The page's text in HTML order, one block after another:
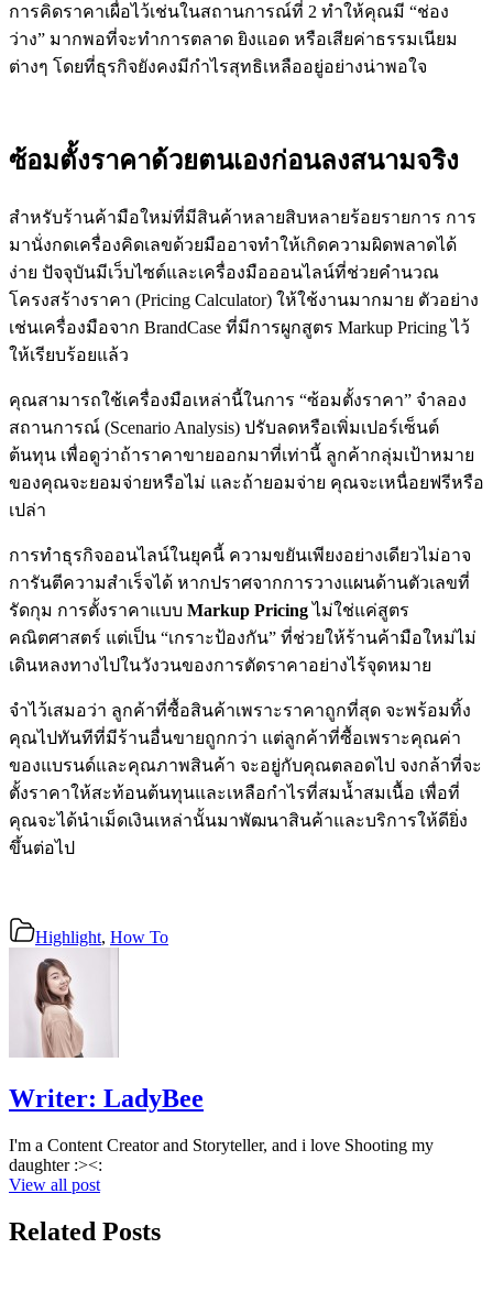
การคิดราคาเผื่อไว้เช่นในสถานการณ์ที่ 2 ทำให้คุณมี “ช่อง
ว่าง” มากพอที่จะทำการตลาด ยิงแอด หรือเสียค่าธรรมเนียม
ต่างๆ โดยที่ธุรกิจยังคงมีกำไรสุทธิเหลืออยู่อย่างน่าพอใจ
ซ้อมตั้งราคาด้วยตนเองก่อนลงสนามจริง
สำหรับร้านค้ามือใหม่ที่มีสินค้าหลายสิบหลายร้อยรายการ การ
มานั่งกดเครื่องคิดเลขด้วยมืออาจทำให้เกิดความผิดพลาดได้
ง่าย ปัจจุบันมีเว็บไซต์และเครื่องมือออนไลน์ที่ช่วยคำนวณ
โครงสร้างราคา (Pricing Calculator) ให้ใช้งานมากมาย ตัวอย่าง
เช่นเครื่องมือจาก BrandCase ที่มีการผูกสูตร Markup Pricing ไว้
ให้เรียบร้อยแล้ว
คุณสามารถใช้เครื่องมือเหล่านี้ในการ “ซ้อมตั้งราคา” จำลอง
สถานการณ์ (Scenario Analysis) ปรับลดหรือเพิ่มเปอร์เซ็นต์
ต้นทุน เพื่อดูว่าถ้าราคาขายออกมาที่เท่านี้ ลูกค้ากลุ่มเป้าหมาย
ของคุณจะยอมจ่ายหรือไม่ และถ้ายอมจ่าย คุณจะเหนื่อยฟรีหรือ
เปล่า
การทำธุรกิจออนไลน์ในยุคนี้ ความขยันเพียงอย่างเดียวไม่อาจ
การันตีความสำเร็จได้ หากปราศจากการวางแผนด้านตัวเลขที่
รัดกุม การตั้งราคาแบบ Markup Pricingไม่ใช่แค่สูตร
คณิตศาสตร์ แต่เป็น “เกราะป้องกัน” ที่ช่วยให้ร้านค้ามือใหม่ไม่
เดินหลงทางไปในวังวนของการตัดราคาอย่างไร้จุดหมาย
จำไว้เสมอว่า ลูกค้าที่ซื้อสินค้าเพราะราคาถูกที่สุด จะพร้อมทิ้ง
คุณไปทันทีที่มีร้านอื่นขายถูกกว่า แต่ลูกค้าที่ซื้อเพราะคุณค่า
ของแบรนด์และคุณภาพสินค้า จะอยู่กับคุณตลอดไป จงกล้าที่จะ
ตั้งราคาให้สะท้อนต้นทุนและเหลือกำไรที่สมน้ำสมเนื้อ เพื่อที่
คุณจะได้นำเม็ดเงินเหล่านั้นมาพัฒนาสินค้าและบริการให้ดียิ่ง
ขึ้นต่อไป
Highlight, How To
Writer: LadyBee
I'm a Content Creator and Storyteller, and i love Shooting my
daughter :><:
View all post
Related Posts